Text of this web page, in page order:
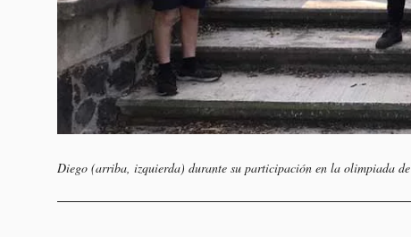
Diego (arriba, izquierda) durante su participación en la olimpiada